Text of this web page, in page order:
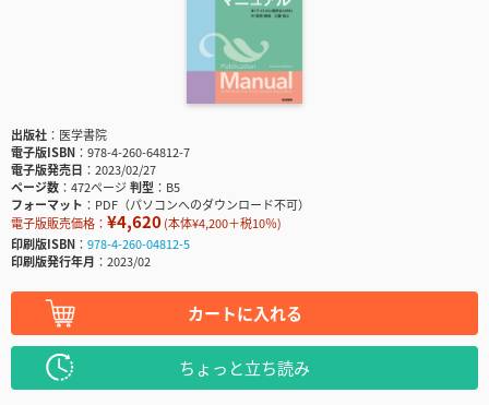
出版社
医学書院
電子版ISBN
978-4-260-64812-7
電子版発売日
2023/02/27
ページ数
472ページ判型
B5
フォーマット
PDF（パソコンへのダウンロード不可）
電子版販売価格： ¥4,620(本体¥4,200＋税10％)
印刷版ISBN
978-4-260-04812-5
印刷版発行年月
2023/02
カートに入れる
ちょっと立ち読み